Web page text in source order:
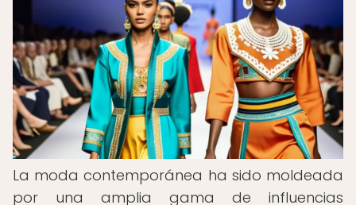
La moda contemporánea ha sido moldeada
por una amplia gama de influencias